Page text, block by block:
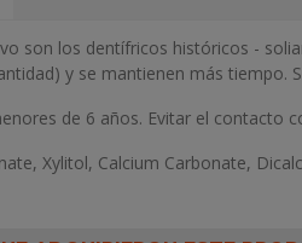
son los dentífricos históricos -
y se mantienen más
de 6 años. Evitar el contacto
Xylitol, Calcium Carbonate,